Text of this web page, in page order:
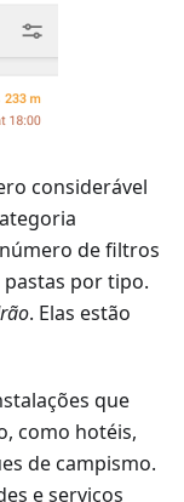
considerável
de filtros
por tipo.
. Elas estão
que
como hotéis,
de campismo.
e serviços